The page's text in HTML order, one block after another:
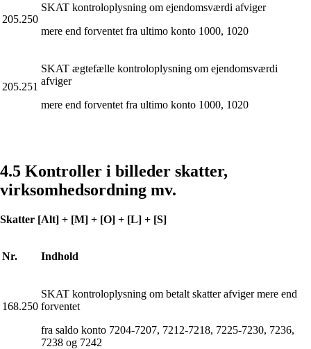
205.250
SKAT kontroloplysning om ejendomsværdi afviger
mere end forventet fra ultimo konto 1000, 1020
205.251
SKAT ægtefælle kontroloplysning om ejendomsværdi
afviger
mere end forventet fra ultimo konto 1000, 1020
4.5 Kontroller i billeder skatter,
virksomhedsordning mv.
Skatter [Alt] + [M] + [O] + [L] + [S]
Nr. Indhold
168.250
SKAT kontroloplysning om betalt skatter afviger mere end
forventet
fra saldo konto 7204-7207, 7212-7218, 7225-7230, 7236,
7238 og 7242